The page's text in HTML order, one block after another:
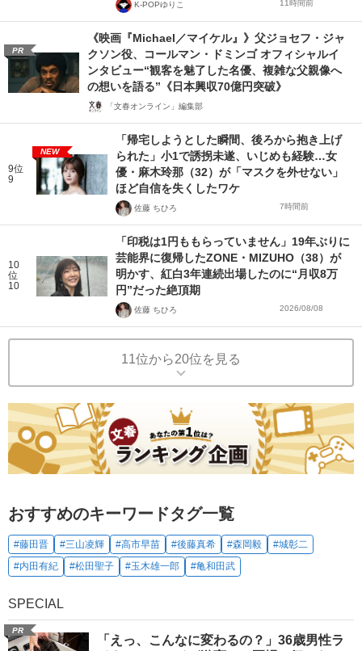
K-POPゆりこ 11時間前
PR
《映画『Michael／マイケル』》父ジョセフ・ジャ
クソン役、コールマン・ドミンゴ オフィシャルイ
ンタビュー“観客を魅了した名優、複雑な父親像へ
の想いを語る”《日本興収70億円突破》
「文春オンライン」編集部
9位
9
NEW
「帰宅しようとした瞬間、後ろから抱き上げ
られた」小1で誘拐未遂、いじめも経験…女
優・麻木玲那（32）が「マスクを外せない」
ほど自信を失くしたワケ
佐藤 ちひろ 7時間前
10
位
10
「印税は1円ももらっていません」19年ぶりに
芸能界に復帰したZONE・MIZUHO（38）が
明かす、紅白3年連続出場したのに“月収8万
円”だった絶頂期
佐藤 ちひろ 2026/08/08
11位から20位を見る
おすすめのキーワードタグ一覧
#藤田晋 #三山凌輝 #高市早苗 #後藤真希 #森岡毅
#城彰二
#内田有紀
#松田聖子 #玉木雄一郎 #亀和田武
SPECIAL
PR
「えっ、こんなに変わるの？」36歳男性ラ